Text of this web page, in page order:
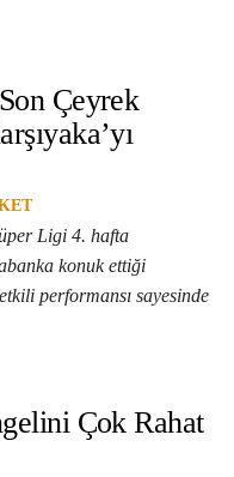
Çeyrek
Ligi 4. hafta
konuk ettiği
performansı sayesinde
Çok Rahat